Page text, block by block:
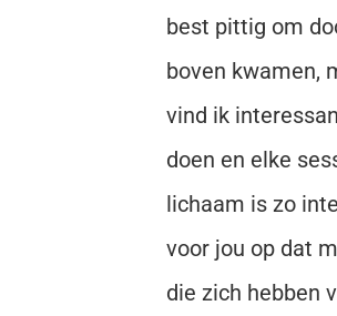
best pittig om
boven kwamen,
vind ik
doen en elke
lichaam is zo
voor jou op dat
die zich hebben